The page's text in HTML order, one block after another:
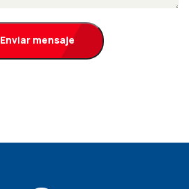
Enviar mensaje